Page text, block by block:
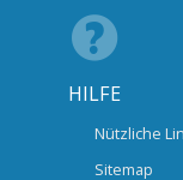
HILFE
Nützliche
Sitemap